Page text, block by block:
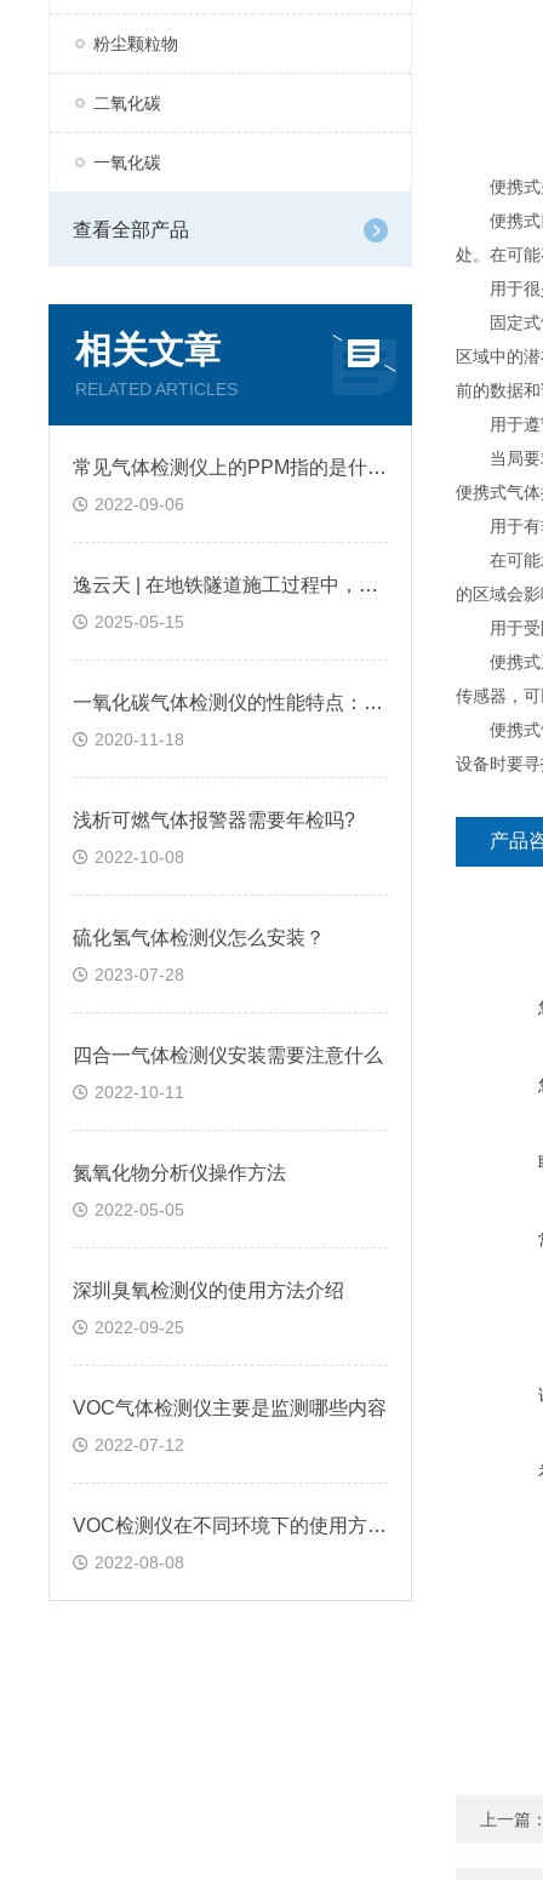
粉尘颗粒物
二氧化碳
一氧化碳
查看全部产品
相关文章
RELATED ARTICLES
常见气体检测仪上的PPM指的是什么?
2022-09-06
逸云天 | 在地铁隧道施工过程中，便携式气体检测仪是如何预警缺氧环境的？
2025-05-15
一氧化碳气体检测仪的性能特点：逸云天分享
2020-11-18
浅析可燃气体报警器需要年检吗?
2022-10-08
硫化氢气体检测仪怎么安装？
2023-07-28
四合一气体检测仪安装需要注意什么
2022-10-11
氮氧化物分析仪操作方法
2022-05-05
深圳臭氧检测仪的使用方法介绍
2022-09-25
VOC气体检测仪主要是监测哪些内容
2022-07-12
VOC检测仪在不同环境下的使用方法?
2022-08-08
便携式
便携式四
处。在可
用于很
固定式气
区域中的
前的数据
用于遵
当局要求
便携式气
用于有
在可能发
的区域会
用于受
便携式系
传感器，
便携式气
设备时要
产品
上一篇